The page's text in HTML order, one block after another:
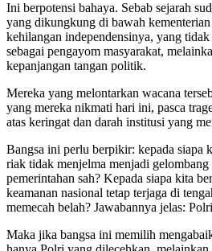
Ini berpotensi bahaya. Sebab sejarah
yang dikungkung di bawah
kehilangan independensinya, yang
sebagai pengayom masyarakat,
kepanjangan tangan politik.
Mereka yang melontarkan wacana
yang mereka nikmati hari ini, pasca
atas keringat dan darah institusi yang
Bangsa ini perlu berpikir: kepada siapa
riak tidak menjelma menjadi gelombang
pemerintahan sah? Kepada siapa kita
keamanan nasional tetap terjaga di
memecah belah? Jawabannya jelas:
Maka jika bangsa ini memilih